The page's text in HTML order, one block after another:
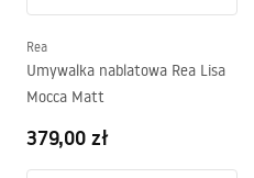
Rea
Umywalka nablatowa Rea Lisa
Mocca Matt
379,00 zł